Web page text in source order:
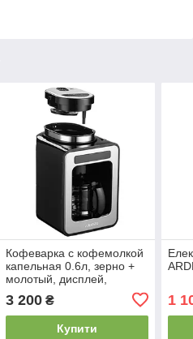
Кофеварка с кофемолкой
капельная 0.6л, зерно +
молотый, дисплей,
3 200₴
Купити
1